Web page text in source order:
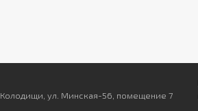
ул. Минская-56, помещение 7